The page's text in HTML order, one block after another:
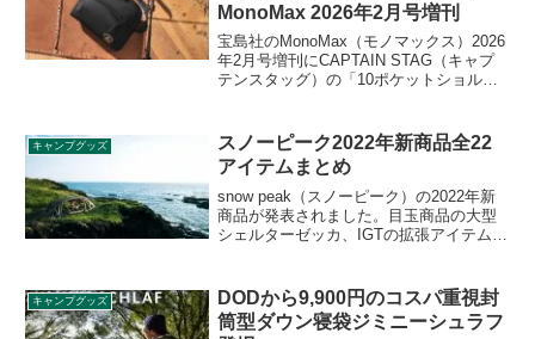
MonoMax 2026年2月号増刊
宝島社のMonoMax（モノマックス）2026
年2月号増刊にCAPTAIN STAG（キャプ
テンスタッグ）の「10ポケットショルダ
ダーバッグで、10個のさまざまなサイズ
のポケットを備えています。詳細をレビ
ューします。
キャンプグッズ
スノーピーク2022年新商品全22
アイテムまとめ
snow peak（スノーピーク）の2022年新
商品が発表されました。目玉商品の大型
シェルターゼッカ、IGTの拡張アイテム、
発表されています。詳細をレビューしま
す。
キャンプグッズ
DODから9,900円のコスパ重視封
筒型ダウン寝袋ジミニーシュラフ